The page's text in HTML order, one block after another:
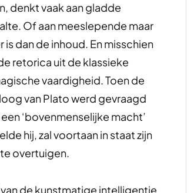
denkt vaak aan gladde
Of aan meeslepende maar
dan de inhoud. En misschien
retorica uit de klassieke
vaardigheid. Toen de
van Plato werd gevraagd
‘bovenmenselijke macht’
hij, zal voortaan in staat zijn
overtuigen.
de kunstmatige intelligentie